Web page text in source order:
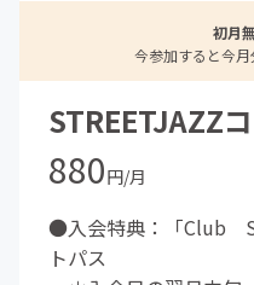
初月
今参加すると今月
STREETJAZZ
880円/月
●入会特典：「Club
トパス